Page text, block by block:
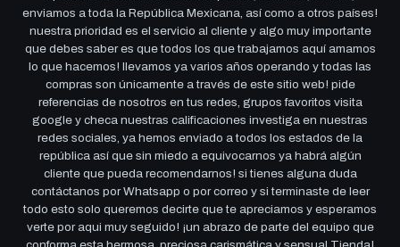
enviamos a toda la República Mexicana, así como a otros países!
nuestra prioridad es el servicio al cliente y algo muy importante
que debes saber es que todos los que trabajamos aquí amamos
lo que hacemos! llevamos ya varios años operando y todas las
compras son únicamente a través de este sitio web! pide
referencias de nosotros en tus redes, grupos favoritos visita
google y checa nuestras calificaciones investiga en nuestras
redes sociales, ya hemos enviado a todos los estados de la
república así que sin miedo a equivocarnos ya habrá algún
cliente que pueda recomendarnos! si tienes alguna duda
contáctanos por Whatsapp o por correo y si terminaste de leer
todo esto solo queremos decirte que te apreciamos y esperamos
verte por aqui muy seguido! ¡un abrazo de parte del equipo que